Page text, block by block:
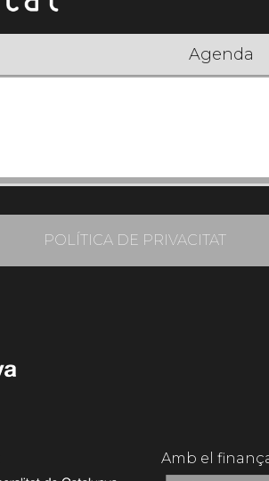
Agenda
POLÍTICA DE PRIVACITAT
Amb el